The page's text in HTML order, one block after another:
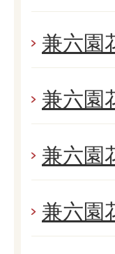
兼六園
兼六園
兼六園
兼六園